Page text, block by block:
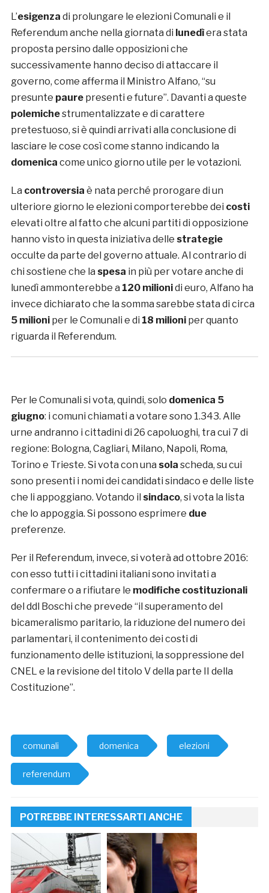
L’esigenza di prolungare le elezioni Comunali e il
Referendum anche nella giornata di lunedìera stata
proposta persino dalle opposizioni che
successivamente hanno deciso di attaccare il
governo, come afferma il Ministro Alfano, “su
presunte paurepresenti e future”. Davanti a queste
polemichestrumentalizzate e di carattere
pretestuoso, si è quindi arrivati alla conclusione di
lasciare le cose così come stanno indicando la
domenica come unico giorno utile per le votazioni.
La controversia è nata perché prorogare di un
ulteriore giorno le elezioni comporterebbe dei costi
elevati oltre al fatto che alcuni partiti di opposizione
hanno visto in questa iniziativa delle strategie
occulte da parte del governo attuale. Al contrario di
chi sostiene che la spesa in più per votare anche di
lunedì ammonterebbe a 120 milionidi euro, Alfano ha
invece dichiarato che la somma sarebbe stata di circa
5 milioniper le Comunali e di 18 milioniper quanto
riguarda il Referendum.
Per le Comunali si vota, quindi, solo domenica 5
giugno: i comuni chiamati a votare sono 1.343. Alle
urne andranno i cittadini di 26 capoluoghi, tra cui 7 di
regione: Bologna, Cagliari, Milano, Napoli, Roma,
Torino e Trieste. Si vota con una sola scheda, su cui
sono presenti i nomi dei candidati sindaco e delle liste
che li appoggiano. Votando il sindaco, si vota la lista
che lo appoggia. Si possono esprimere due
preferenze.
Per il Referendum, invece, si voterà ad ottobre 2016:
con esso tutti i cittadini italiani sono invitati a
confermare o a rifiutare le modifiche costituzionali
del ddl Boschi che prevede “il superamento del
bicameralismo paritario, la riduzione del numero dei
parlamentari, il contenimento dei costi di
funzionamento delle istituzioni, la soppressione del
CNEL e la revisione del titolo V della parte II della
Costituzione”.
comunali domenica elezioni
referendum
POTREBBE INTERESSARTI ANCHE